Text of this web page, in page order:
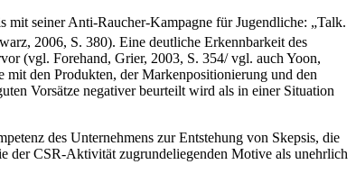
mit seiner Anti-Raucher-Kampagne für Jugendliche: „Talk.
2006, S. 380). Eine deutliche Erkennbarkeit des
(vgl. Forehand, Grier, 2003, S. 354/ vgl. auch Yoon,
den Produkten, der Markenpositionierung und den
Vorsätze negativer beurteilt wird als in einer Situation
des Unternehmens zur Entstehung von Skepsis, die
der CSR-Aktivität zugrundeliegenden Motive als unehrlich